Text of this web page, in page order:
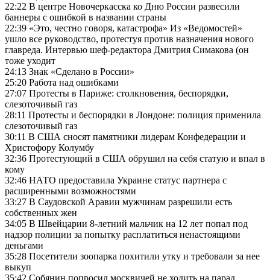
22:22 В центре Новочеркасска ко Дню России развесили
баннеры с ошибкой в названии страны
22:39 «Это, честно говоря, катастрофа» Из «Ведомостей»
ушло все руководство, протестуя против назначения нового
главреда. Интервью шеф-редактора Дмитрия Симакова (он
тоже уходит
24:13 Знак «Сделано в России»
25:20 Работа над ошибками
27:07 Протесты в Париже: столкновения, беспорядки,
слезоточивый газ
28:11 Протесты и беспорядки в Лондоне: полиция применила
слезоточивый газ
30:11 В США сносят памятники лидерам Конфедерации и
Христофору Колумбу
32:36 Протестующий в США обрушил на себя статую и впал в
кому
32:46 НАТО предоставила Украине статус партнера с
расширенными возможностями
33:27 В Саудовской Аравии мужчинам разрешили есть
собственных жен
34:05 В Швейцарии 8-летний мальчик на 12 лет попал под
надзор полиции за попытку расплатиться ненастоящими
деньгами
35:28 Посетители зоопарка похитили утку и требовали за нее
выкуп
35:42 Собянин попросил москвичей не ходить на парад